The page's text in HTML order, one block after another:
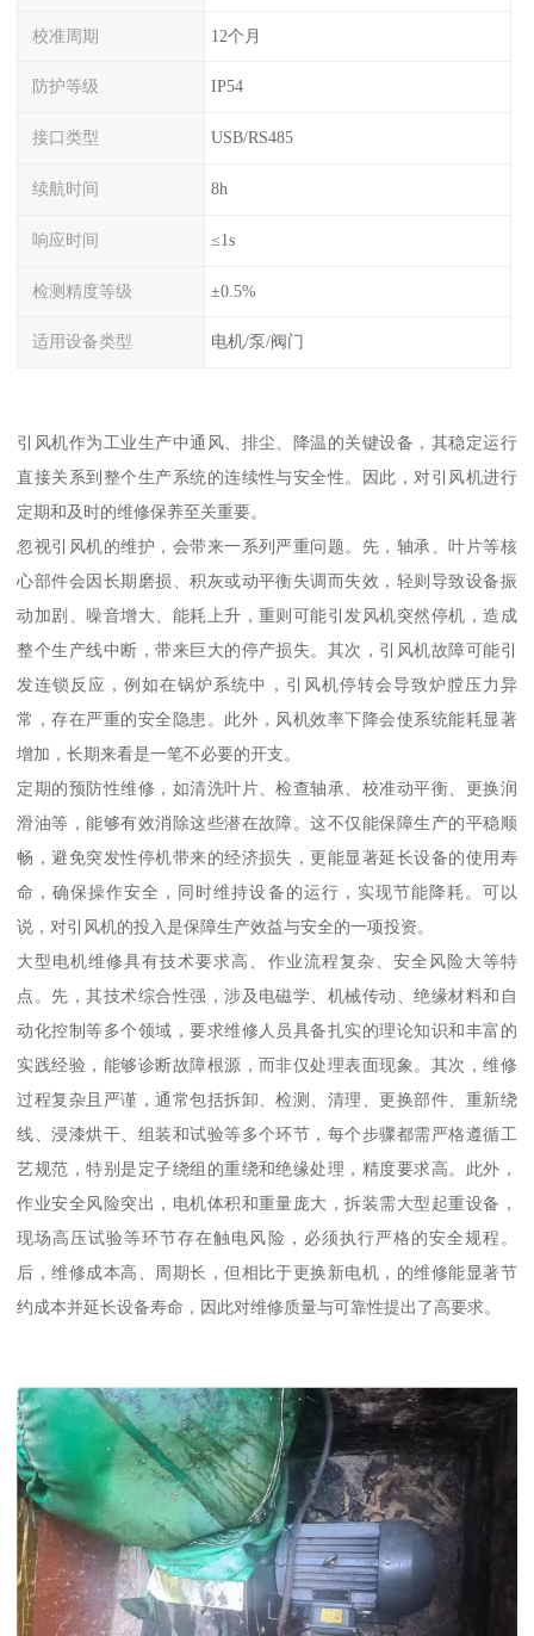
校准周期 12个月
防护等级 IP54
接口类型 USB/RS485
续航时间 8h
响应时间 ≤1s
检测精度等级 ±0.5%
适用设备类型 电机/泵/阀门
引风机作为工业生产中通风、排尘、降温的关键设备，其稳定运行
直接关系到整个生产系统的连续性与安全性。因此，对引风机进行
定期和及时的维修保养至关重要。
忽视引风机的维护，会带来一系列严重问题。先，轴承、叶片等核
心部件会因长期磨损、积灰或动平衡失调而失效，轻则导致设备振
动加剧、噪音增大、能耗上升，重则可能引发风机突然停机，造成
整个生产线中断，带来巨大的停产损失。其次，引风机故障可能引
发连锁反应，例如在锅炉系统中，引风机停转会导致炉膛压力异
常，存在严重的安全隐患。此外，风机效率下降会使系统能耗显著
增加，长期来看是一笔不必要的开支。
定期的预防性维修，如清洗叶片、检查轴承、校准动平衡、更换润
滑油等，能够有效消除这些潜在故障。这不仅能保障生产的平稳顺
畅，避免突发性停机带来的经济损失，更能显著延长设备的使用寿
命，确保操作安全，同时维持设备的运行，实现节能降耗。可以
说，对引风机的投入是保障生产效益与安全的一项投资。
大型电机维修具有技术要求高、作业流程复杂、安全风险大等特
点。先，其技术综合性强，涉及电磁学、机械传动、绝缘材料和自
动化控制等多个领域，要求维修人员具备扎实的理论知识和丰富的
实践经验，能够诊断故障根源，而非仅处理表面现象。其次，维修
过程复杂且严谨，通常包括拆卸、检测、清理、更换部件、重新绕
线、浸漆烘干、组装和试验等多个环节，每个步骤都需严格遵循工
艺规范，特别是定子绕组的重绕和绝缘处理，精度要求高。此外，
作业安全风险突出，电机体积和重量庞大，拆装需大型起重设备，
现场高压试验等环节存在触电风险，必须执行严格的安全规程。
后，维修成本高、周期长，但相比于更换新电机，的维修能显著节
约成本并延长设备寿命，因此对维修质量与可靠性提出了高要求。